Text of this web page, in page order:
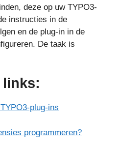
deze op uw TYPO3-
instructies in de
en de plug-in in de
De taak is
links:
plug-ins
programmeren?